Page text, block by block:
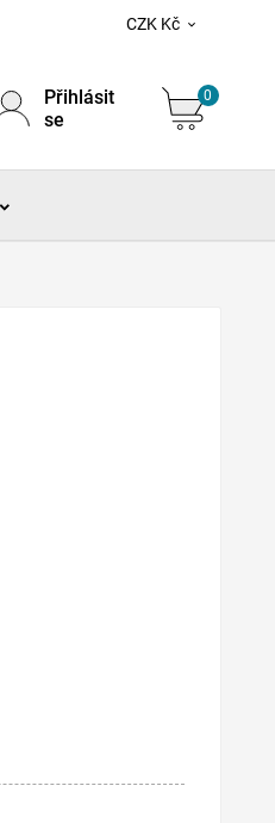
CZK Kč 
Přihlásit
se
0